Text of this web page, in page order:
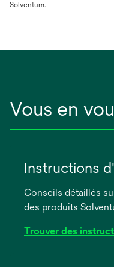
Solventum.
Vous en
Instructions
Conseils détaillés
des produits
Trouver des